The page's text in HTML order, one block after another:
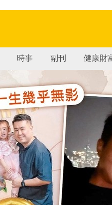
時事 副刊 健康財